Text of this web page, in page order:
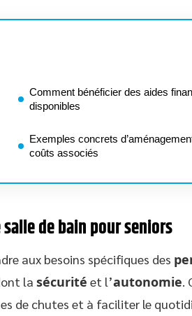
Comment bénéficier des aides
disponibles
Exemples concrets
coûts associés
salle de bain pour seniors
aux besoins spécifiques des
la sécurité et l’autonomie
de chutes et à faciliter le